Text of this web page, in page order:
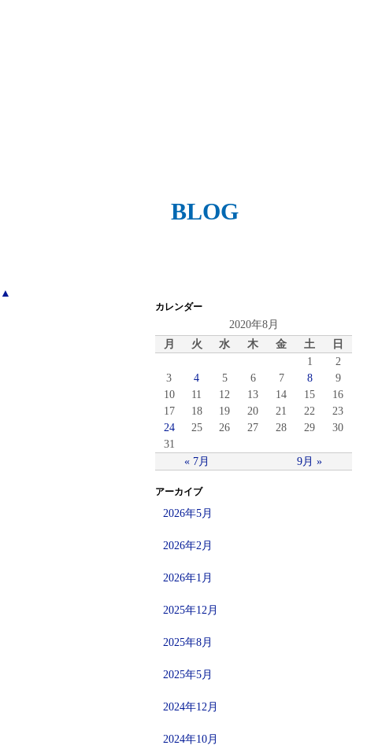
BLOG
▲
カレンダー
2020年8月
月
火 水 木 金 土 日
« 7月 9月 »
1
2
3
4 5 6 7 8
9
10
11 12 13 14 15
16
17
18 19 20 21 22
23
24
25 26 27 28 29
30
31
アーカイブ
2026年5月
2026年2月
2026年1月
2025年12月
2025年8月
2025年5月
2024年12月
2024年10月